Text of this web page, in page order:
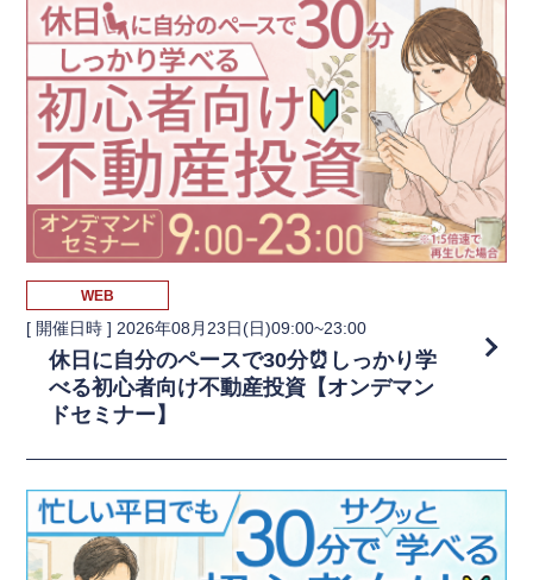
WEB
[ 開催日時 ] 2026年08月23日(日)09:00~23:00
休日に自分のペースで30分⏰しっかり学
べる初心者向け不動産投資【オンデマン
ドセミナー】